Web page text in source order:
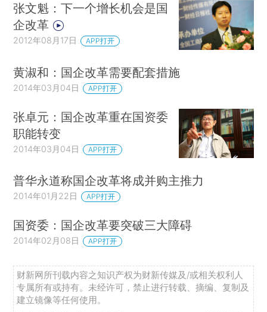
张文魁：下一个增长机会是国
企改革
2012年08月17日 APP打开
黄淑和：国企改革需要配套措施
2014年03月04日 APP打开
张卓元：国企改革重在国资委
职能转变
2014年03月04日 APP打开
普华永道称国企改革将成并购主推力
2014年01月22日 APP打开
国资委：国企改革要突破三大障碍
2014年02月08日 APP打开
财新网所刊载内容之知识产权为财新传媒及/或相关权利人
专属所有或持有。未经许可，禁止进行转载、摘编、复制及
建立镜像等任何使用。